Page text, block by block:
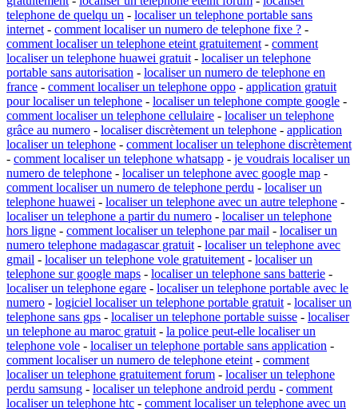
telephone de quelqu un - localiser un telephone portable sans
internet - comment localiser un numero de telephone fixe ? -
comment localiser un telephone eteint gratuitement - comment
localiser un telephone huawei gratuit - localiser un telephone
portable sans autorisation - localiser un numero de telephone en
france - comment localiser un telephone oppo - application gratuit
pour localiser un telephone - localiser un telephone compte google -
comment localiser un telephone cellulaire - localiser un telephone
grâce au numero - localiser discrètement un telephone - application
localiser un telephone - comment localiser un telephone discrètement
- comment localiser un telephone whatsapp - je voudrais localiser un
numero de telephone - localiser un telephone avec google map -
comment localiser un numero de telephone perdu - localiser un
telephone huawei - localiser un telephone avec un autre telephone -
localiser un telephone a partir du numero - localiser un telephone
hors ligne - comment localiser un telephone par mail - localiser un
numero telephone madagascar gratuit - localiser un telephone avec
gmail - localiser un telephone vole gratuitement - localiser un
telephone sur google maps - localiser un telephone sans batterie -
localiser un telephone egare - localiser un telephone portable avec le
numero - logiciel localiser un telephone portable gratuit - localiser un
telephone sans gps - localiser un telephone portable suisse - localiser
un telephone au maroc gratuit - la police peut-elle localiser un
telephone vole - localiser un telephone portable sans application -
comment localiser un numero de telephone eteint - comment
localiser un telephone gratuitement forum - localiser un telephone
perdu samsung - localiser un telephone android perdu - comment
localiser un telephone htc - comment localiser un telephone avec un